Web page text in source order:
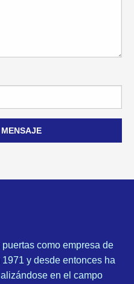
como empresa de
y desde entonces ha
en el campo